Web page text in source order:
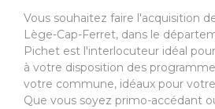
Vous souhaitez faire l'acquisition
Lège-Cap-Ferret, dans le
Pichet est l'interlocuteur idéal
à votre disposition des
votre commune, idéaux pour
Que vous soyez primo-accédant